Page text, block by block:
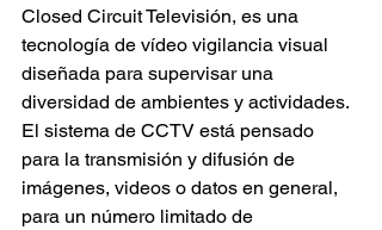
Closed Circuit Televisión, es una
tecnología de vídeo vigilancia visual
diseñada para supervisar una
diversidad de ambientes y actividades.
El sistema de CCTV está pensado
para la transmisión y difusión de
imágenes, videos o datos en general,
para un número limitado de